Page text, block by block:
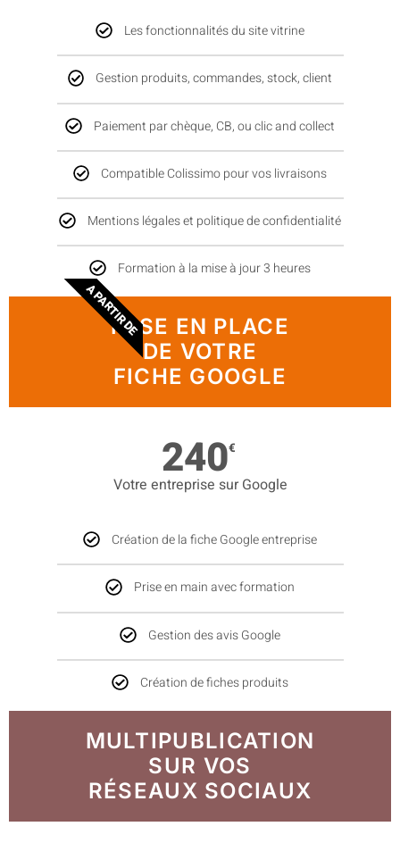
Les fonctionnalités du site vitrine
Gestion produits, commandes, stock, client
Paiement par chèque, CB, ou clic and collect
Compatible Colissimo pour vos livraisons
Mentions légales et politique de confidentialité
Formation à la mise à jour 3 heures
A PARTIR DEMISE EN PLACE
DE VOTRE
FICHE GOOGLE
240€
Votre entreprise sur Google
Création de la fiche Google entreprise
Prise en main avec formation
Gestion des avis Google
Création de fiches produits
MULTIPUBLICATION
SUR VOS
RÉSEAUX SOCIAUX